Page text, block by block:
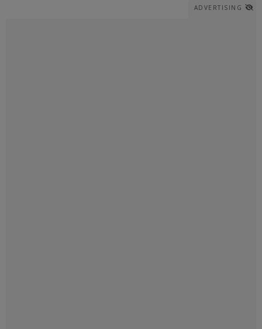
ADVERTISING